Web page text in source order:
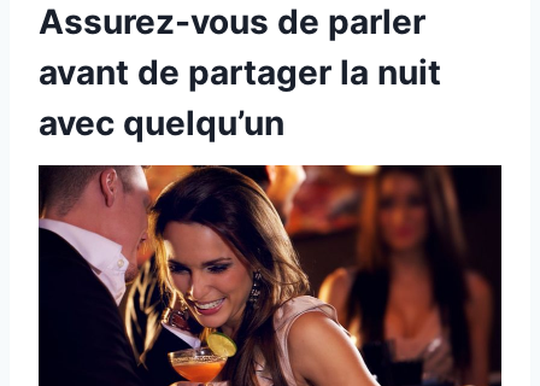
Assurez-vous de parler
avant de partager la nuit
avec quelqu’un